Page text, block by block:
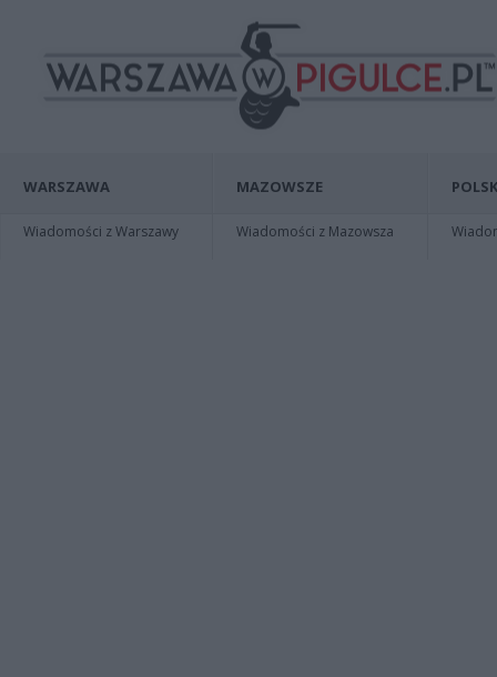
WARSZAWA
Wiadomości z Warszawy
MAZOWSZE
Wiadomości z Mazowsza